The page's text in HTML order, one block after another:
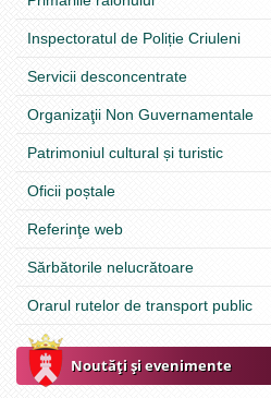
Inspectoratul de Poliție Criuleni
Servicii desconcentrate
Organizaţii Non Guvernamentale
Patrimoniul cultural și turistic
Oficii poștale
Referinţe web
Sărbătorile nelucrătoare
Orarul rutelor de transport public
Noutăţi şi evenimente